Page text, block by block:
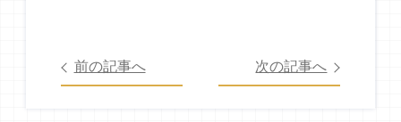
前の記事へ 次の記事へ